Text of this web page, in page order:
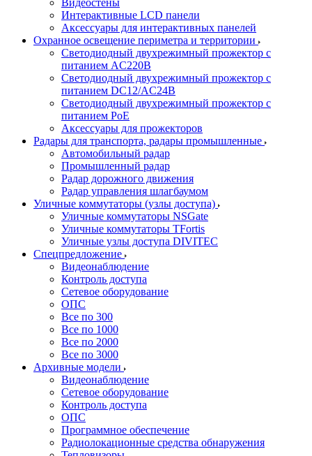
Видеостены
Интерактивные LCD панели
Аксессуары для интерактивных панелей
Охранное освещение периметра и территории
Светодиодный двухрежимный прожектор с
питанием AC220В
Светодиодный двухрежимный прожектор с
питанием DC12/AC24В
Светодиодный двухрежимный прожектор с
питанием PoE
Аксессуары для прожекторов
Радары для транспорта, радары промышленные
Автомобильный радар
Промышленный радар
Радар дорожного движения
Радар управления шлагбаумом
Уличные коммутаторы (узлы доступа)
Уличные коммутаторы NSGate
Уличные коммутаторы TFortis
Уличные узлы доступа DIVITEC
Спецпредложение
Видеонаблюдение
Контроль доступа
Сетевое оборудование
ОПС
Все по 300
Все по 1000
Все по 2000
Все по 3000
Архивные модели
Видеонаблюдение
Сетевое оборудование
Контроль доступа
ОПС
Программное обеспечение
Радиолокационные средства обнаружения